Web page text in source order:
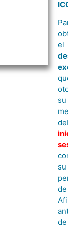
el
su
su
de
de